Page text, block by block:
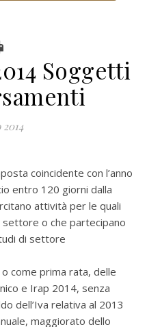
Soggetti
coincidente con l’anno
entro 120 giorni dalla
attività per le quali
o che partecipano
di settore
come prima rata, delle
e Irap 2014, senza
dell’Iva relativa al 2013
maggiorato dello